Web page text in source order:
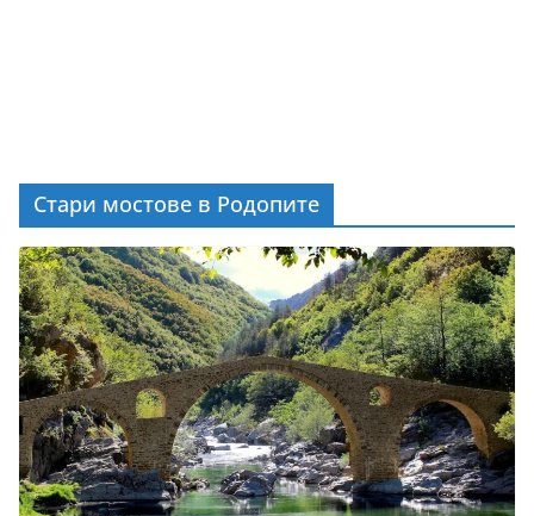
Стари мостове в Родопите